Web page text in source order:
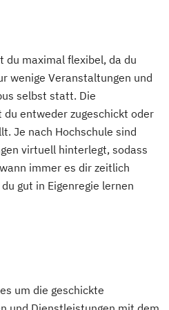
Game Design
Management
Sportvermarktung
und
Management
und
für Fach- und
in
organisieren
du maximal flexibel, da du
wenige Veranstaltungen und
selbst statt. Die
entweder zugeschickt oder
Je nach Hochschule sind
virtuell hinterlegt, sodass
immer es dir zeitlich
gut in Eigenregie lernen
um die geschickte